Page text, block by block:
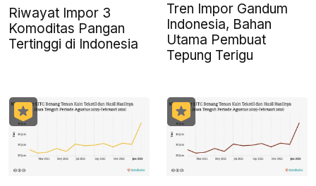
Riwayat Impor 3
Komoditas Pangan
Tertinggi di Indonesia
Tren Impor Gandum
Indonesia, Bahan
Utama Pembuat
Tepung Terigu